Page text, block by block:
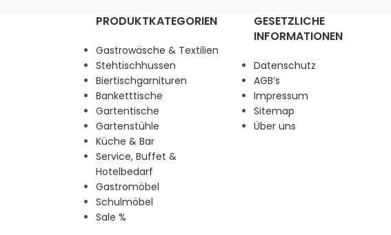
PRODUKTKATEGORIEN
Gastrowäsche & Textilien
Stehtischhussen
Biertischgarnituren
Banketttische
Gartentische
Gartenstühle
Küche & Bar
Service, Buffet &
Hotelbedarf
Gastromöbel
Schulmöbel
Sale %
GESETZLICHE
INFORMATIONEN
Datenschutz
AGB’s
Impressum
Sitemap
Über uns